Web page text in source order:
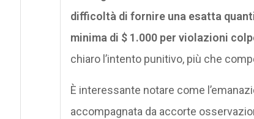
difficoltà di fornire una esatta
minima di $ 1.000 per violazioni
chiaro l’intento punitivo, più che
È interessante notare come
accompagnata da accorte